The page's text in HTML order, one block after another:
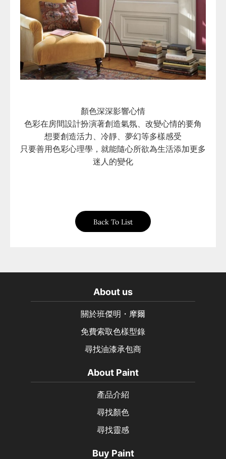
顏色深深影響心情
色彩在房間設計扮演著創造氣氛、改變心情的要角
想要創造活力、冷靜、夢幻等多樣感受
只要善用色彩心理學，就能隨心所欲為生活添加更多
迷人的變化
Back To List
About us
關於班傑明・摩爾
免費索取色樣型錄
尋找油漆承包商
About Paint
產品介紹
尋找顏色
尋找靈感
Buy Paint